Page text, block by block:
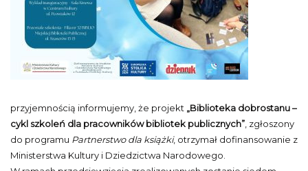
przyjemnością informujemy, że projekt „Biblioteka dobrostanu –
cykl szkoleń dla pracowników bibliotek publicznych” , zgłoszony
do programu Partnerstwo dla książki, otrzymał dofinansowanie z
Ministerstwa Kultury i Dziedzictwa Narodowego.